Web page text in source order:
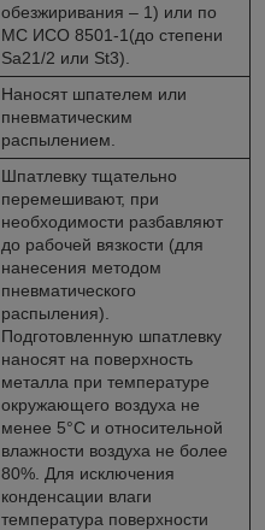
обезжиривания – 1) или по
МС ИСО 8501-1(до степени
Sa21/2 или St3).
Наносят шпателем или
пневматическим
распылением.
Шпатлевку тщательно
перемешивают, при
необходимости разбавляют
до рабочей вязкости (для
нанесения методом
пневматического
распыления).
Подготовленную шпатлевку
наносят на поверхность
металла при температуре
окружающего воздуха не
менее 5°С и относительной
влажности воздуха не более
80%. Для исключения
конденсации влаги
температура поверхности